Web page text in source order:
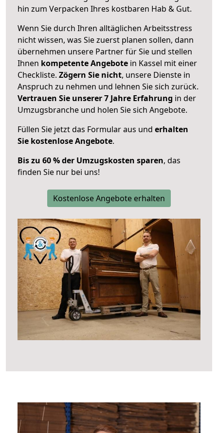
hin zum Verpacken Ihres kostbaren Hab & Gut.
Wenn Sie durch Ihren alltäglichen Arbeitsstress
nicht wissen, was Sie zuerst planen sollen, dann
übernehmen unsere Partner für Sie und stellen
Ihnen kompetente Angebote in Kassel mit einer
Checkliste. Zögern Sie nicht, unsere Dienste in
Anspruch zu nehmen und lehnen Sie sich zurück.
Vertrauen Sie unserer 7 Jahre Erfahrung in der
Umzugsbranche und holen Sie sich Angebote.
Füllen Sie jetzt das Formular aus und erhalten
Sie kostenlose Angebote.
Bis zu 60 % der Umzugskosten sparen, das
finden Sie nur bei uns!
Kostenlose Angebote erhalten